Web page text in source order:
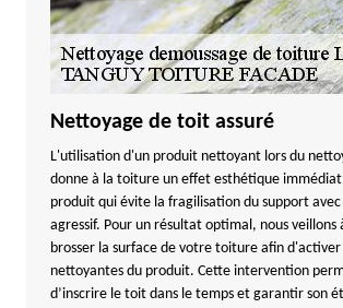
Nettoyage de toit assuré
L'utilisation d'un produit nettoyant lors du
donne à la toiture un effet esthétique immédiat.
produit qui évite la fragilisation du support
agressif. Pour un résultat optimal, nous veillons
brosser la surface de votre toiture afin
nettoyantes du produit. Cette intervention
d’inscrire le toit dans le temps et garantir son